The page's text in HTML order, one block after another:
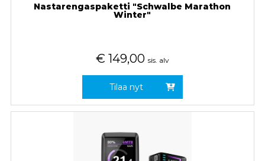
Nastarengaspaketti "Schwalbe Marathon
Winter"
€ 149,00 sis. alv
Tilaa nyt